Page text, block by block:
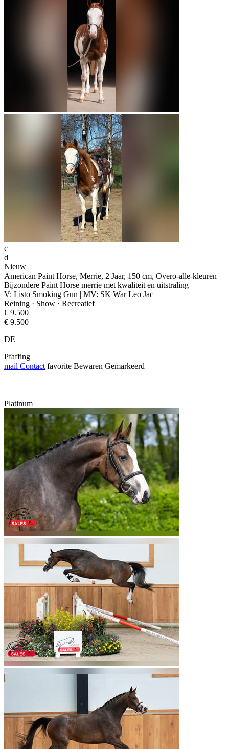
c
d
Nieuw
American Paint Horse, Merrie, 2 Jaar, 150 cm, Overo-alle-kleuren
Bijzondere Paint Horse merrie met kwaliteit en uitstraling
V: Listo Smoking Gun | MV: SK War Leo Jac
Reining · Show · Recreatief
€ 9.500
€ 9.500
DE
Pfaffing
mail Contact favorite Bewaren Gemarkeerd
Platinum